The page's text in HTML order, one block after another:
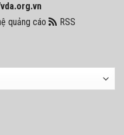
quảng cáo RSS